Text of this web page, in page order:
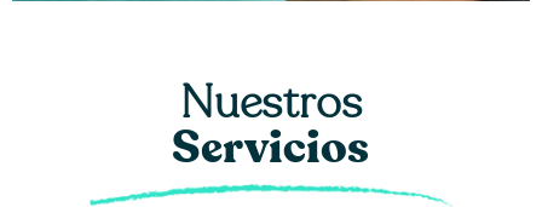
Nuestros
Servicios